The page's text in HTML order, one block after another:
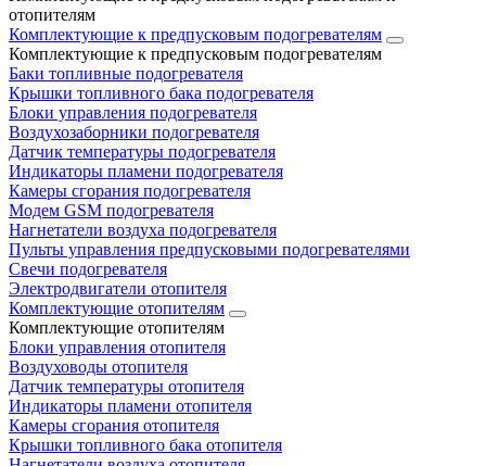
отопителям
Комплектующие к предпусковым подогревателям
Комплектующие к предпусковым подогревателям
Баки топливные подогревателя
Крышки топливного бака подогревателя
Блоки управления подогревателя
Воздухозаборники подогревателя
Датчик температуры подогревателя
Индикаторы пламени подогревателя
Камеры сгорания подогревателя
Модем GSM подогревателя
Нагнетатели воздуха подогревателя
Пульты управления предпусковыми подогревателями
Свечи подогревателя
Электродвигатели отопителя
Комплектующие отопителям
Комплектующие отопителям
Блоки управления отопителя
Воздуховоды отопителя
Датчик температуры отопителя
Индикаторы пламени отопителя
Камеры сгорания отопителя
Крышки топливного бака отопителя